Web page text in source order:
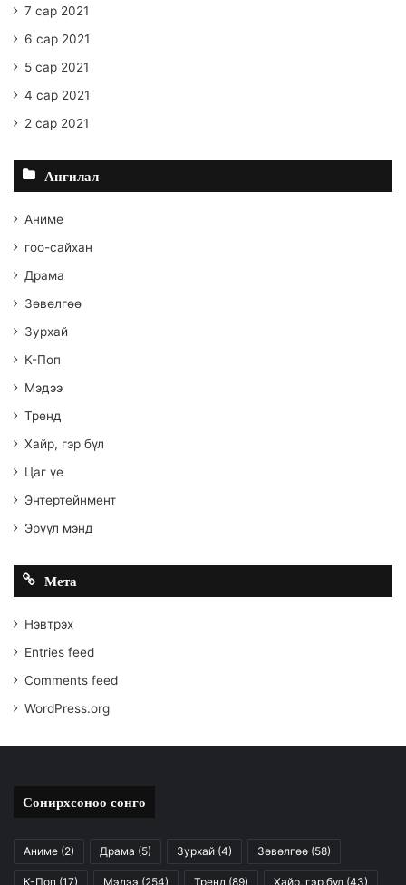
7 сар 2021
6 сар 2021
5 сар 2021
4 сар 2021
2 сар 2021
Ангилал
Аниме
гоо-сайхан
Драма
Зөвөлгөө
Зурхай
К-Поп
Мэдээ
Тренд
Хайр, гэр бүл
Цаг үе
Энтертейнмент
Эрүүл мэнд
Мета
Нэвтрэх
Entries feed
Comments feed
WordPress.org
Сонирхсоноо сонго
Аниме (2) Драма (5) Зурхай (4) Зөвөлгөө (58)
К-Поп (17) Мэдээ (254) Тренд (89) Хайр, гэр бүл (43)